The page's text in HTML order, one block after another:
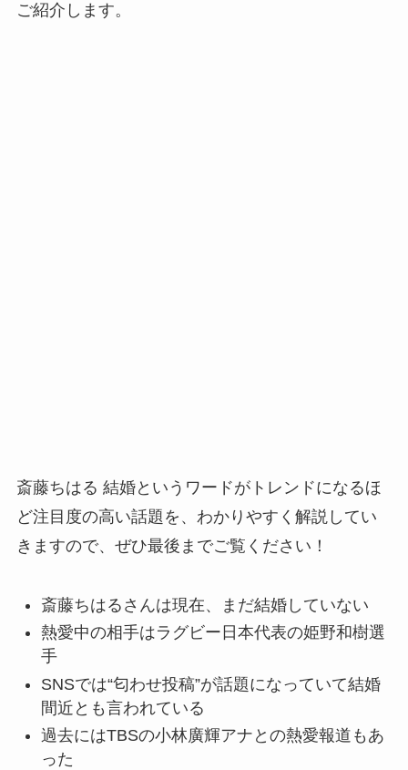
ご紹介します。
斎藤ちはる 結婚というワードがトレンドになるほ
ど注目度の高い話題を、わかりやすく解説してい
きますので、ぜひ最後までご覧ください！
斎藤ちはるさんは現在、まだ結婚していない
熱愛中の相手はラグビー日本代表の姫野和樹選
手
SNSでは“匂わせ投稿”が話題になっていて結婚
間近とも言われている
過去にはTBSの小林廣輝アナとの熱愛報道もあ
った